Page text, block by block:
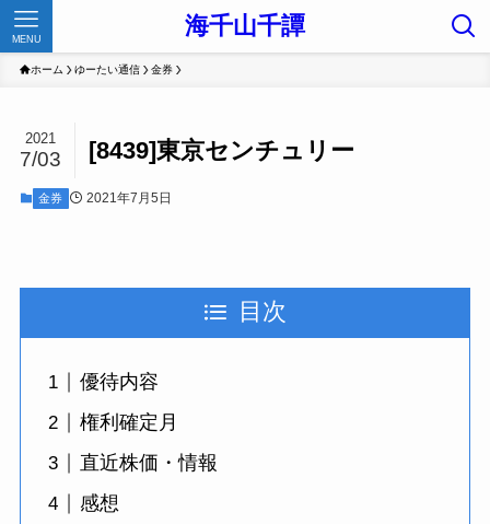
海千山千譚
MENU
ホーム ゆーたい通信 金券
[8439]東京センチュリー
2021
7/03
金券 2021年7月5日
目次
優待内容
権利確定月
直近株価・情報
感想